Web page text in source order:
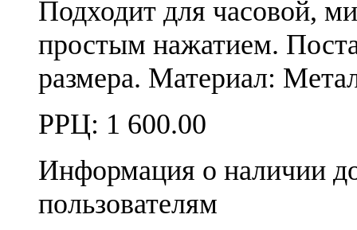
Подходит для часовой,
простым нажатием.
размера. Материал:
РРЦ: 1 600.00
Информация о наличии
пользователям